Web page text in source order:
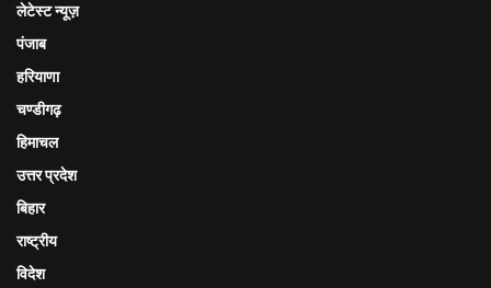
लेटेस्ट न्यूज़
पंजाब
हरियाणा
चण्डीगढ़
हिमाचल
उत्तर प्रदेश
बिहार
राष्ट्रीय
विदेश